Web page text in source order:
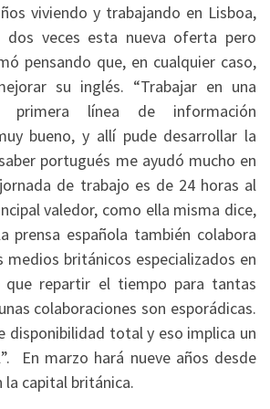
viviendo y trabajando en Lisboa,
dos veces esta nueva oferta pero
pensando que, en cualquier caso,
su inglés. “Trabajar en una
línea de información
bueno, y allí pude desarrollar la
portugués me ayudó mucho en
de trabajo es de 24 horas al
valedor, como ella misma dice,
prensa española también colabora
británicos especializados en
que repartir el tiempo para tantas
colaboraciones son esporádicas.
disponibilidad total y eso implica un
En marzo hará nueve años desde
la capital británica.